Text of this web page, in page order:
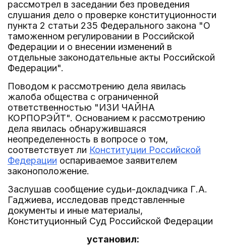
рассмотрел в заседании без проведения
слушания дело о проверке конституционности
пункта 2 статьи 235 Федерального закона "О
таможенном регулировании в Российской
Федерации и о внесении изменений в
отдельные законодательные акты Российской
Федерации".
Поводом к рассмотрению дела явилась
жалоба общества с ограниченной
ответственностью "ИЗИ ЧАЙНА
КОРПОРЭЙТ". Основанием к рассмотрению
дела явилась обнаружившаяся
неопределенность в вопросе о том,
соответствует ли Конституции Российской
Федерации оспариваемое заявителем
законоположение.
Заслушав сообщение судьи-докладчика Г.А.
Гаджиева, исследовав представленные
документы и иные материалы,
Конституционный Суд Российской Федерации
установил: